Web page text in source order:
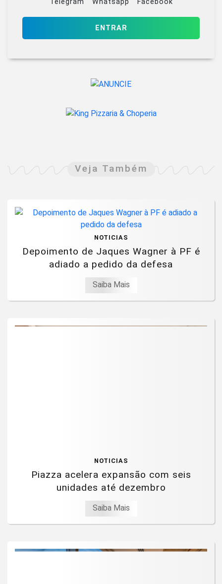
ENTRAR
Veja Também
NOTICIAS
Depoimento de Jaques Wagner à PF é
adiado a pedido da defesa
Saiba Mais
NOTICIAS
Piazza acelera expansão com seis
unidades até dezembro
Saiba Mais